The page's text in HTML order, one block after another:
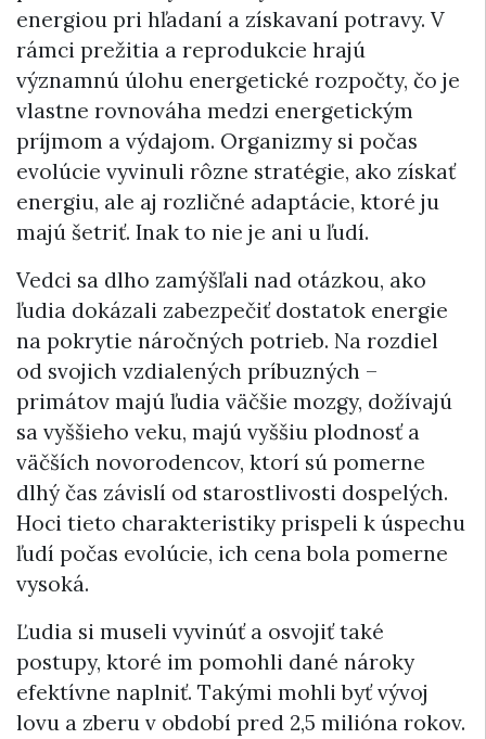
energiou pri hľadaní a získavaní potravy. V
rámci prežitia a reprodukcie hrajú
významnú úlohu energetické rozpočty, čo je
vlastne rovnováha medzi energetickým
príjmom a výdajom. Organizmy si počas
evolúcie vyvinuli rôzne stratégie, ako získať
energiu, ale aj rozličné adaptácie, ktoré ju
majú šetriť. Inak to nie je ani u ľudí.
Vedci sa dlho zamýšľali nad otázkou, ako
ľudia dokázali zabezpečiť dostatok energie
na pokrytie náročných potrieb. Na rozdiel
od svojich vzdialených príbuzných –
primátov majú ľudia väčšie mozgy, dožívajú
sa vyššieho veku, majú vyššiu plodnosť a
väčších novorodencov, ktorí sú pomerne
dlhý čas závislí od starostlivosti dospelých.
Hoci tieto charakteristiky prispeli k úspechu
ľudí počas evolúcie, ich cena bola pomerne
vysoká.
Ľudia si museli vyvinúť a osvojiť také
postupy, ktoré im pomohli dané nároky
efektívne naplniť. Takými mohli byť vývoj
lovu a zberu v období pred 2,5 milióna rokov.